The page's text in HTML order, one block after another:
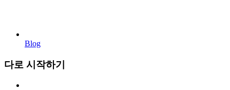
Blog
다로 시작하기